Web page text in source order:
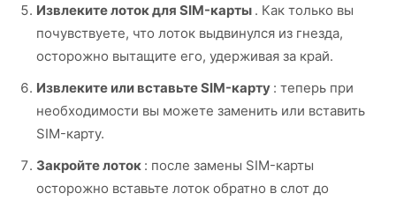
Извлеките лоток для SIM-карты . Как только вы
почувствуете, что лоток выдвинулся из гнезда,
осторожно вытащите его, удерживая за край.
Извлеките или вставьте SIM-карту : теперь при
необходимости вы можете заменить или вставить
SIM-карту.
Закройте лоток : после замены SIM-карты
осторожно вставьте лоток обратно в слот до